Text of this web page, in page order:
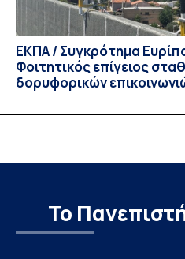
ΕΚΠΑ / Συγκρότημα
Φοιτητικός επίγειος
δορυφορικών
Το